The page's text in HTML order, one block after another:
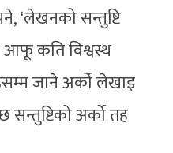
‘लेखनको सन्तुष्टि
कति विश्वस्थ
जाने अर्को लेखाइ
सन्तुष्टिको अर्को तह